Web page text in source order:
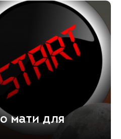
мати для